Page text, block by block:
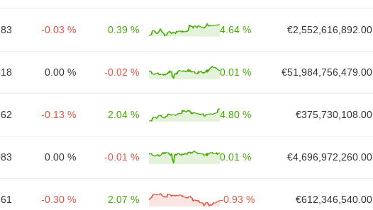
-0.03 % 0.39 % 4.64 % €2,552,616,892.00
0.00 % -0.02 % 0.01 % €51,984,756,479.00
-0.13 % 2.04 % 4.80 % €375,730,108.00
0.00 % -0.01 % 0.01 % €4,696,972,260.00
-0.30 % 2.07 % -0.93 % €612,346,540.00